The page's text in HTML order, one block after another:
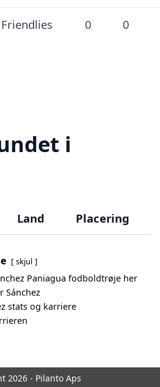
Friendlies 0 0
i
Land Placering
skjul
Paniagua fodboldtrøje her
Sánchez
stats og karriere
2026 - Pilanto Aps